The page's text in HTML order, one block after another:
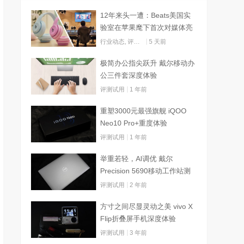
12年来头一遭：Beats美国实
验室在苹果麾下首次对媒体亮
灯
行业动态 评测试用 5 天前
极简办公指尖跃升 戴尔移动办
公三件套深度体验
评测试用 1 年前
重塑3000元最强旗舰 iQOO
Neo10 Pro+重度体验
评测试用 1 年前
举重若轻，AI调优 戴尔
Precision 5690移动工作站测
试
评测试用 2 年前
方寸之间尽显灵动之美 vivo X
Flip折叠屏手机深度体验
评测试用 3 年前